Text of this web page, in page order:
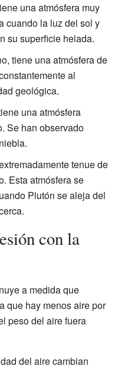
una atmósfera muy
cuando la luz del sol y
su superficie helada.
tiene una atmósfera de
al
geológica.
una atmósfera
Se han observado
tenue de
Esta atmósfera se
Plutón se aleja del
con la
a medida que
que hay menos aire por
peso del aire fuera
del aire cambian